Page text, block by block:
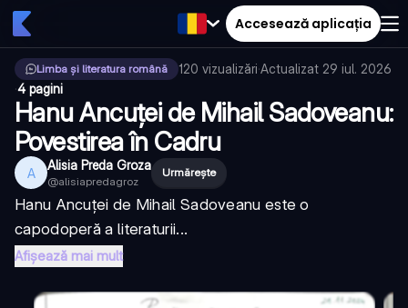
Accesează aplicația
Limba și literatura română 120 vizualizări·Actualizat 29 iul. 2026
·4 pagini
Hanu Ancuței de Mihail Sadoveanu:
Povestirea în Cadru
A Alisia Preda Groza
@alisiapredagroz
Urmărește
Hanu Ancuței de Mihail Sadoveanu este o
capodoperă a literaturii...
Afișează mai mult